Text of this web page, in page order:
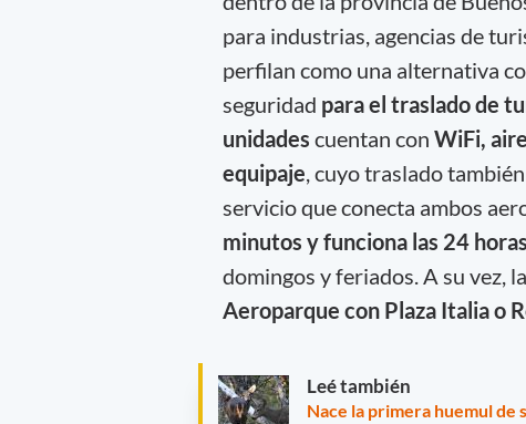
para industrias, agencias de
perfilan como una alternativa
seguridad para el traslado de
unidades cuentan con WiFi,
equipaje , cuyo traslado también
servicio que conecta ambos
minutos y funciona las 24 horas
domingos y feriados. A su vez,
Aeroparque con Plaza Italia o
Leé también
Nace la primera huemul de